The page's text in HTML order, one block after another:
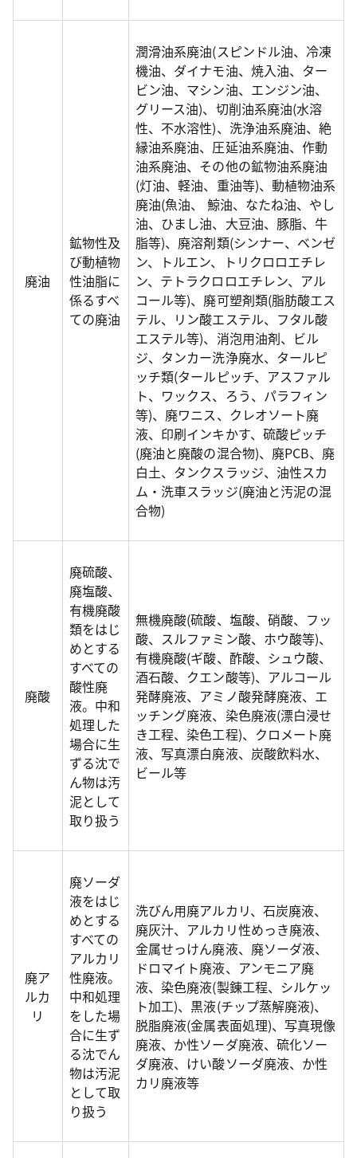
廃油
鉱物性及
び動植物
性油脂に
係るすべ
ての廃油
潤滑油系廃油(スピンドル油、冷凍
機油、ダイナモ油、焼入油、ター
ビン油、マシン油、エンジン油、
グリース油)、切削油系廃油(水溶
性、不水溶性)、洗浄油系廃油、絶
縁油系廃油、圧延油系廃油、作動
油系廃油、その他の鉱物油系廃油
(灯油、軽油、重油等)、動植物油系
廃油(魚油、 鯨油、なたね油、やし
油、ひまし油、大豆油、豚脂、牛
脂等)、廃溶剤類(シンナー、ベンゼ
ン、トルエン、トリクロロエチレ
ン、テトラクロロエチレン、アル
コール等)、廃可塑剤類(脂肪酸エス
テル、リン酸エステル、フタル酸
エステル等)、消泡用油剤、ビル
ジ、タンカー洗浄廃水、タールピ
ッチ類(タールピッチ、アスファル
ト、ワックス、ろう、パラフィン
等)、廃ワニス、クレオソート廃
液、印刷インキかす、硫酸ピッチ
(廃油と廃酸の混合物)、廃PCB、廃
白土、タンクスラッジ、油性スカ
ム・洗車スラッジ(廃油と汚泥の混
合物)
廃酸
廃硫酸、
廃塩酸、
有機廃酸
類をはじ
めとする
すべての
酸性廃
液。中和
処理した
場合に生
ずる沈で
ん物は汚
泥として
取り扱う
無機廃酸(硫酸、塩酸、硝酸、フッ
酸、スルファミン酸、ホウ酸等)、
有機廃酸(ギ酸、酢酸、シュウ酸、
酒石酸、クエン酸等)、アルコール
発酵廃液、アミノ酸発酵廃液、エ
ッチング廃液、染色廃液(漂白浸せ
き工程、染色工程)、クロメート廃
液、写真漂白廃液、炭酸飲料水、
ビール等
廃ア
ルカ
リ
廃ソーダ
液をはじ
めとする
すべての
アルカリ
性廃液。
中和処理
をした場
合に生ず
る沈でん
物は汚泥
として取
り扱う
洗びん用廃アルカリ、石炭廃液、
廃灰汁、アルカリ性めっき廃液、
金属せっけん廃液、廃ソーダ液、
ドロマイト廃液、アンモニア廃
液、染色廃液(製錬工程、シルケッ
ト加工)、黒液(チップ蒸解廃液)、
脱脂廃液(金属表面処理)、写真現像
廃液、か性ソーダ廃液、硫化ソー
ダ廃液、けい酸ソーダ廃液、か性
カリ廃液等